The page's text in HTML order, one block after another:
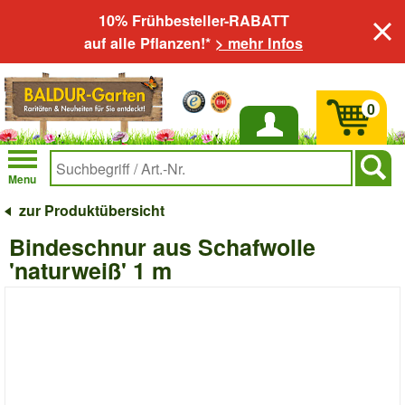
10% Frühbesteller-RABATT
auf alle Pflanzen!* > mehr Infos
Anmelden
Menu
0
zur Produktübersicht
Bindeschnur aus Schafwolle
'naturweiß' 1 m